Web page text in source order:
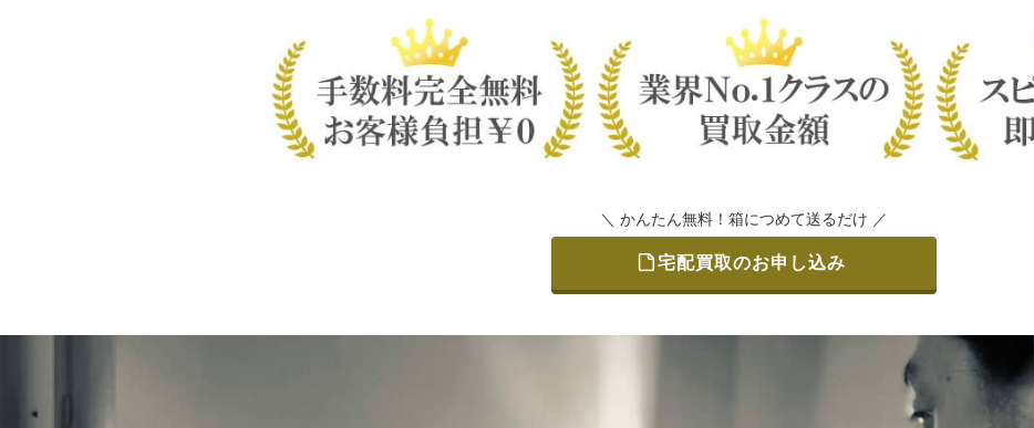
＼ かんたん無料！箱につめて送るだけ ／
宅配買取のお申し込み